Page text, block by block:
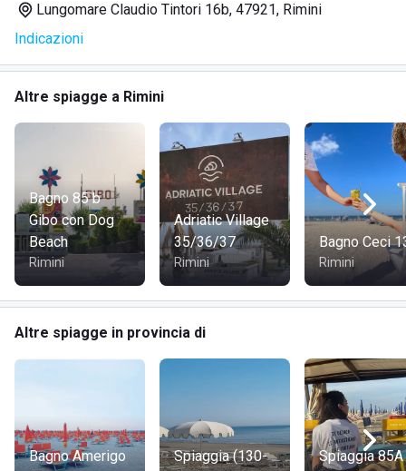
Lungomare Claudio Tintori 16b, 47921, Rimini
Indicazioni
Altre spiagge a Rimini
Bagno 85 b
Gibo con Dog
Beach
Rimini
Adriatic Village
35/36/37
Rimini
Bagno Ceci
Rimini
Altre spiagge in provincia di
Bagno Amerigo
Spiaggia (130-
Spiaggia 85A